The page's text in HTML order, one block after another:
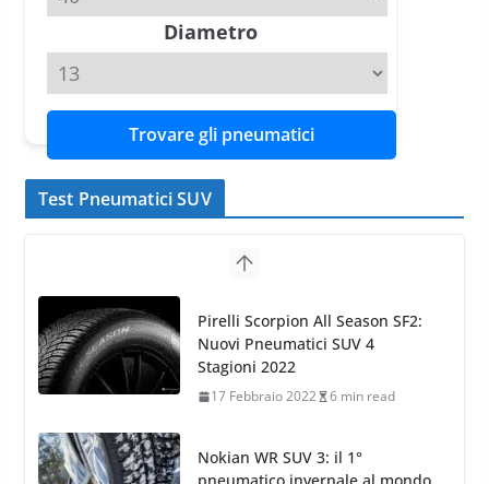
11 Aprile 2026 15 min read
Diametro
Trovare gli pneumatici
Test Pneumatici SUV
Nokian WR SUV 3: il 1°
pneumatico invernale al mondo
di classe A
13 Maggio 2015 2 min read
Nokian WR SUV 3: nuovi